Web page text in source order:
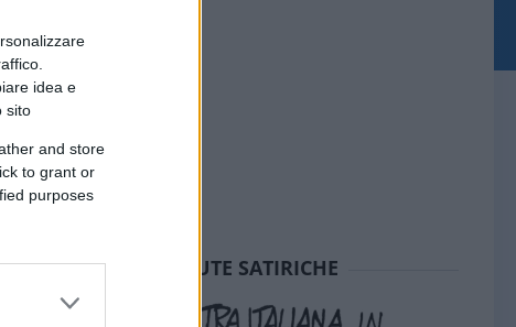
idea e
sito
and store
to grant or
purposes
SEDUTE SATIRICHE